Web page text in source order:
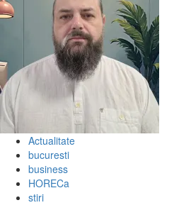
acest
week-
end,
la
Romexpo,
Pavilionul
Central
Actualitate
bucuresti
business
HORECa
stiri